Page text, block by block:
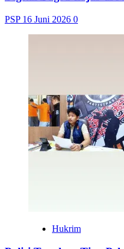
PSP 16 Juni 2026 0
Hukrim